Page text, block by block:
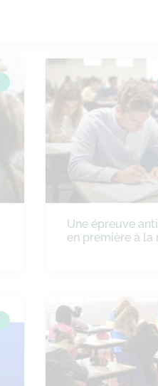
Une épreuve
en première à la